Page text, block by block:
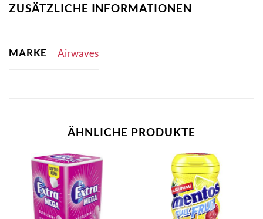
ZUSÄTZLICHE INFORMATIONEN
MARKE Airwaves
ÄHNLICHE PRODUKTE